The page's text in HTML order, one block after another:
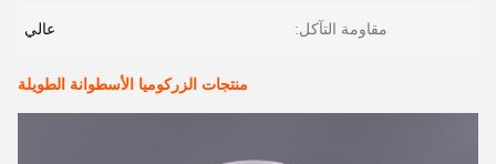
مقاومة التآكل: عالي
منتجات الزركوميا الأسطوانة الطويلة